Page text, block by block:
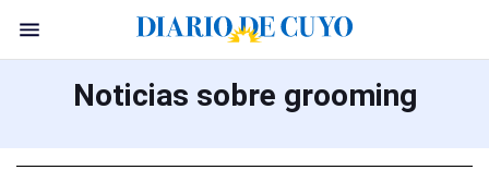
Noticias sobre grooming